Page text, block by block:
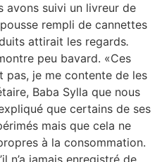
avons suivi un livreur de
rempli de cannettes
attirait les regards.
peu bavard. «Ces
pas, je me contente de les
Baba Sylla que nous
que certains de ses
mais que cela ne
à la consommation.